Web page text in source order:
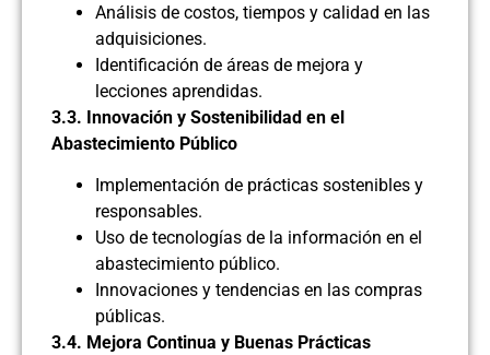
Análisis de costos, tiempos y calidad en las
adquisiciones.
Identificación de áreas de mejora y
lecciones aprendidas.
3.3. Innovación y Sostenibilidad en el
Abastecimiento Público
Implementación de prácticas sostenibles y
responsables.
Uso de tecnologías de la información en el
abastecimiento público.
Innovaciones y tendencias en las compras
públicas.
3.4. Mejora Continua y Buenas Prácticas